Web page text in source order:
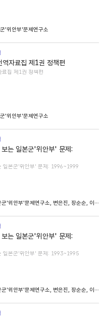
'위안부'문제연구소
역자료집 제1권 정책편
료집 제1권 정책편
'위안부'문제연구소
보는 일본군'위안부' 문제:
일본군'위안부' 문제: 1996~1999
한국여성인권진흥원, 일본군'위안부'문제연구소, 변은진, 장순순, 이태규, 심아정
보는 일본군'위안부' 문제:
일본군'위안부' 문제: 1993~1995
한국여성인권진흥원, 일본군'위안부'문제연구소, 변은진, 장순순, 이태준, 조경희